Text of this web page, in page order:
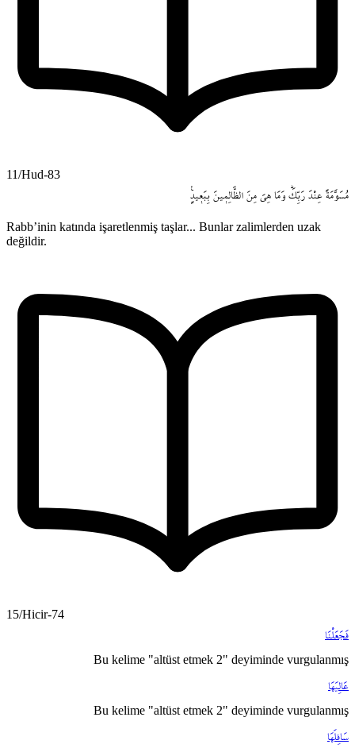
11/Hud-83
مُسَوَّمَةً عِنْدَ رَبِّكَۜ وَمَا هِيَ مِنَ الظَّالِم۪ينَ بِبَع۪يدٍ۟
Rabb’inin katında işaretlenmiş taşlar... Bunlar zalimlerden uzak
değildir.
15/Hicir-74
فَجَعَلْنَا
Bu kelime "altüst etmek 2" deyiminde vurgulanmış
عَالِيَهَا
Bu kelime "altüst etmek 2" deyiminde vurgulanmış
سَافِلَهَا